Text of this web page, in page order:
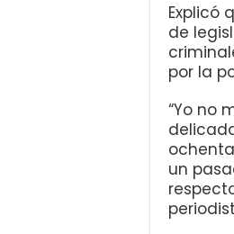
Explicó
de
por la
“Yo no
un